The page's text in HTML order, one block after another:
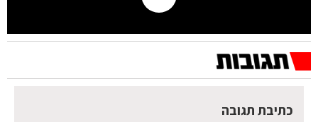
כתיבת תגובה